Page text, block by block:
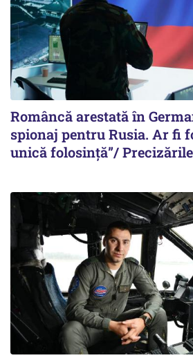
Româncă arestată în
spionaj pentru Rusia. Ar fi
unică folosință”/